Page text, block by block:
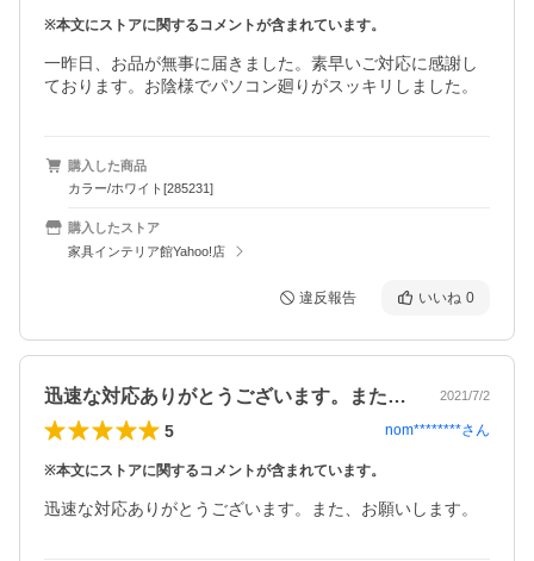
※本文にストアに関するコメントが含まれています。
一昨日、お品が無事に届きました。素早いご対応に感謝し
ております。お陰様でパソコン廻りがスッキリしました。
購入した商品
カラー/ホワイト[285231]
購入したストア
家具インテリア館Yahoo!店
違反報告 いいね 0
迅速な対応ありがとうございます。また、… 2021/7/2
5 nom********さん
※本文にストアに関するコメントが含まれています。
迅速な対応ありがとうございます。また、お願いします。